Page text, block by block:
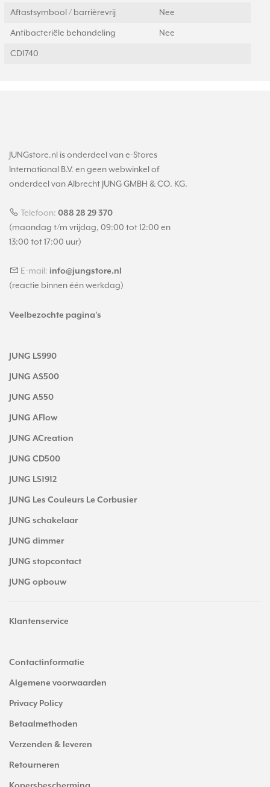
Aftastsymbool / barrièrevrij Nee
Antibacteriële behandeling Nee
CD1740
JUNGstore.nl is onderdeel van e-Stores
International B.V. en geen webwinkel of
onderdeel van Albrecht JUNG GMBH & CO. KG.
Telefoon: 088 28 29 370
(maandag t/m vrijdag, 09:00 tot 12:00 en
13:00 tot 17:00 uur)
E-mail: info@jungstore.nl
(reactie binnen één werkdag)
Veelbezochte pagina's
JUNG LS990
JUNG AS500
JUNG A550
JUNG AFlow
JUNG ACreation
JUNG CD500
JUNG LS1912
JUNG Les Couleurs Le Corbusier
JUNG schakelaar
JUNG dimmer
JUNG stopcontact
JUNG opbouw
Klantenservice
Contactinformatie
Algemene voorwaarden
Privacy Policy
Betaalmethoden
Verzenden & leveren
Retourneren